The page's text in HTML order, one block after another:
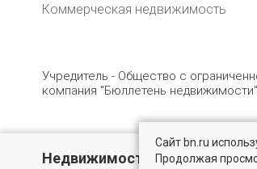
Недвижимость для бизнеса
Коммерческая недвижимость
Учредитель - Общество с
компания "Бюллетень недвижимости"
© 2005 – 2026, ООО «УК «БН» 8
Сайт bn.ru
Продолжая